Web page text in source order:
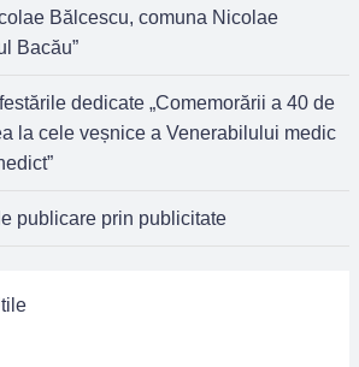
Bălcescu, comuna Nicolae
Bacău”
dedicate „Comemorării a 40 de
la cele veșnice a Venerabilului medic
publicare prin publicitate